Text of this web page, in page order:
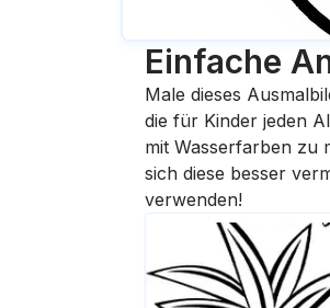
Einfache
Male dieses
die für Kinder jeden
mit Wasserfarben zu
sich diese besser
verwenden!